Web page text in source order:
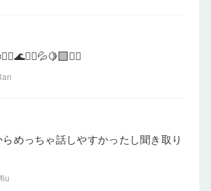
めっちゃ話しやすかったし聞き取り